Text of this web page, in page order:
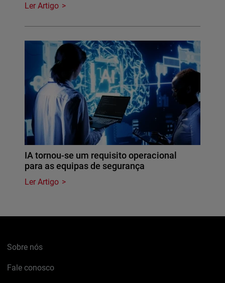
Ler Artigo
IA tornou-se um requisito operacional
para as equipas de segurança
Ler Artigo
Sobre nós
Fale conosco